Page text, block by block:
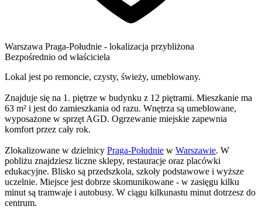
Warszawa Praga-Południe - lokalizacja przybliżona
Bezpośrednio od właściciela
Lokal jest po remoncie, czysty, świeży, umeblowany.
Znajduje się na 1. piętrze w budynku z 12 piętrami. Mieszkanie ma
63 m² i jest do zamieszkania od razu. Wnętrza są umeblowane,
wyposażone w sprzęt AGD. Ogrzewanie miejskie zapewnia
komfort przez cały rok.
Zlokalizowane w dzielnicy Praga-Południe w Warszawie. W
pobliżu znajdziesz liczne sklepy, restauracje oraz placówki
edukacyjne. Blisko są przedszkola, szkoły podstawowe i wyższe
uczelnie. Miejsce jest dobrze skomunikowane - w zasięgu kilku
minut są tramwaje i autobusy. W ciągu kilkunastu minut dotrzesz do
centrum.